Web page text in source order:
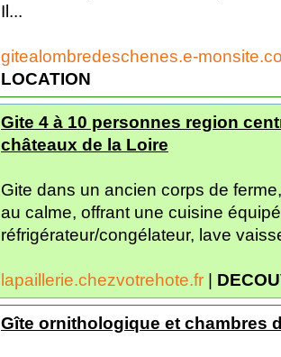
Il...
gitealombredeschenes.e-
LOCATION
Gite 4 à 10 personnes region
châteaux de la Loire
Gite dans un ancien corps de
au calme, offrant une cuisine
réfrigérateur/congélateur, lave
lapaillerie.chezvotrehote.fr |
Gîte ornithologique et chambres